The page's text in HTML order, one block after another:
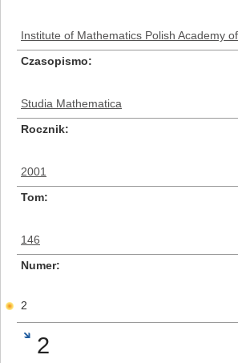
Institute of Mathematics Polish Academy
Czasopismo
Studia Mathematica
Rocznik
2001
Tom
146
Numer
2
2